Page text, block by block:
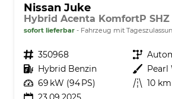
Nissan Juke
sofort lieferbar Fahrzeug mit
Fahrzeugnr. 350968 Getriebe
Kraftstoff Hybrid Benzin Außenfarbe Pearl
Leistung 69 kW (94 PS) Kilometerstand 10 km